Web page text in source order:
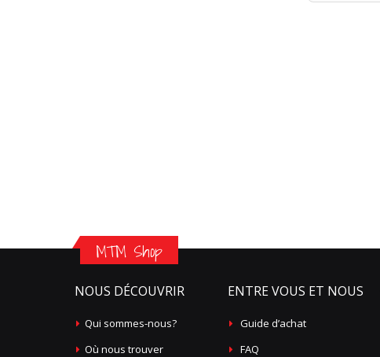
MTM Shop
NOUS DÉCOUVRIR
Qui sommes-nous?
Où nous trouver
ENTRE VOUS ET NOUS
Guide d’achat
FAQ